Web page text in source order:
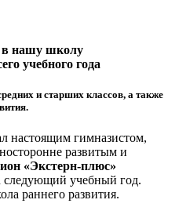
в нашу школу
учебного года
и старших классов, а также
настоящим гимназистом,
развитым и
«Экстерн-плюс»
следующий учебный год.
раннего развития.